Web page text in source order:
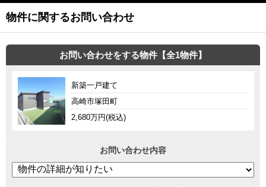
物件に関するお問い合わせ
お問い合わせをする物件【全1物件】
新築一戸建て
高崎市塚田町
2,680万円(税込)
お問い合わせ内容